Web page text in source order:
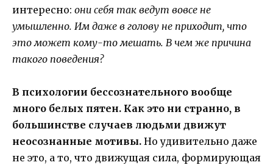
интересно: они себя так ведут вовсе не
умышленно. Им даже в голову не приходит, что
это может кому-то мешать. В чем же причина
такого поведения?
В психологии бессознательного вообще
много белых пятен. Как это ни странно, в
большинстве случаев людьми движут
неосознанные мотивы. Но удивительно даже
не это, а то, что движущая сила, формирующая